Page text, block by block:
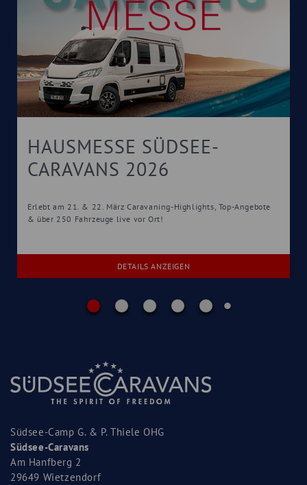
HAUSMESSE SÜDSEE-
CARAVANS 2026
Erlebt am 21. & 22. März Caravaning-Highlights, Top-Angebote
& über 250 Fahrzeuge live vor Ort!
DETAILS ANZEIGEN
Südsee-Camp G. & P. Thiele OHG
Südsee-Caravans
Am Hanfberg 2
29649 Wietzendorf